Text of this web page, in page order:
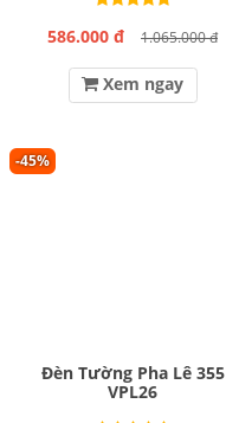
586.000 đ 1.065.000 đ
Xem ngay
-45%
Đèn Tường Pha Lê 355
VPL26